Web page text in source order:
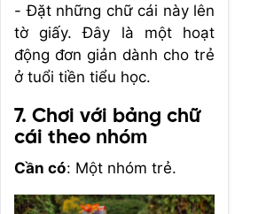
- Đặt những chữ cái này lên
tờ giấy. Đây là một hoạt
động đơn giản dành cho trẻ
ở tuổi tiền tiểu học.
7. Chơi với bảng chữ
cái theo nhóm
Cần có: Một nhóm trẻ.